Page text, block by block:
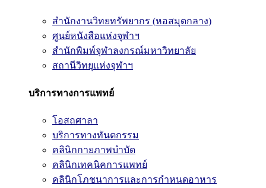
สำนักงานวิทยทรัพยากร (หอสมุดกลาง)
ศูนย์หนังสือแห่งจุฬาฯ
สำนักพิมพ์จุฬาลงกรณ์มหาวิทยาลัย
สถานีวิทยุแห่งจุฬาฯ
บริการทางการแพทย์
โอสถศาลา
บริการทางทันตกรรม
คลินิกกายภาพบำบัด
คลินิกเทคนิคการแพทย์
คลินิกโภชนาการและการกำหนดอาหาร